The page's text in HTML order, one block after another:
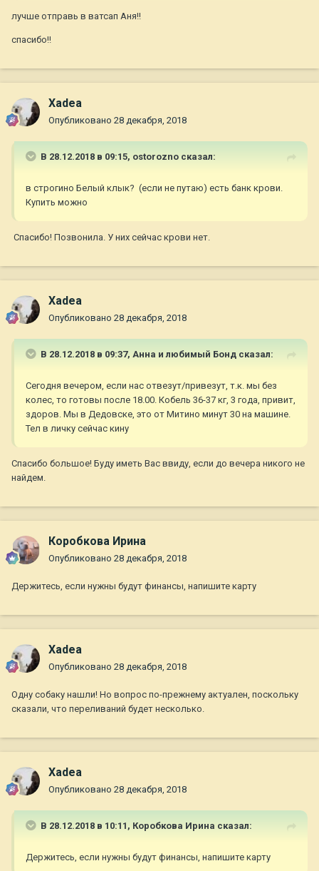
лучше отправь в ватсап Аня!!
спасибо!!
Xadea
Опубликовано 28 декабря, 2018
В 28.12.2018 в 09:15, ostorozno сказал:
в строгино Белый клык? (если не путаю) есть банк крови.
Купить можно
Спасибо! Позвонила. У них сейчас крови нет.
Xadea
Опубликовано 28 декабря, 2018
В 28.12.2018 в 09:37, Анна и любимый Бонд сказал:
Сегодня вечером, если нас отвезут/привезут, т.к. мы без
колес, то готовы после 18.00. Кобель 36-37 кг, 3 года, привит,
здоров. Мы в Дедовске, это от Митино минут 30 на машине.
Тел в личку сейчас кину
Спасибо большое! Буду иметь Вас ввиду, если до вечера никого не
найдем.
Коробкова Ирина
Опубликовано 28 декабря, 2018
Держитесь, если нужны будут финансы, напишите карту
Xadea
Опубликовано 28 декабря, 2018
Одну собаку нашли! Но вопрос по-прежнему актуален, поскольку
сказали, что переливаний будет несколько.
Xadea
Опубликовано 28 декабря, 2018
В 28.12.2018 в 10:11, Коробкова Ирина сказал:
Держитесь, если нужны будут финансы, напишите карту